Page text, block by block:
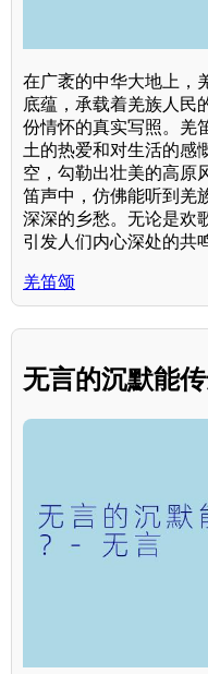
在广袤的中华大地上，
底蕴，承载着羌族人民
份情怀的真实写照。羌
土的热爱和对生活的感
空，勾勒出壮美的高原
笛声中，仿佛能听到羌
深深的乡愁。无论是欢
引发人们内心深处的共
羌笛颂
无言的沉默能